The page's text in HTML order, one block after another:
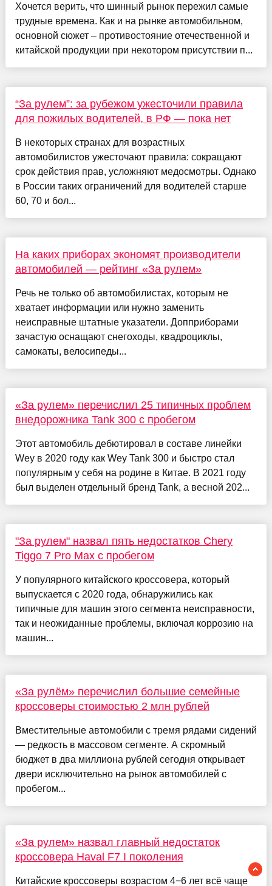
Хочется верить, что шинный рынок пережил самые
трудные времена. Как и на рынке автомобильном,
основной сюжет – противостояние отечественной и
китайской продукции при некотором присутствии п...
“За рулем”: за рубежом ужесточили правила
для пожилых водителей, в РФ — пока нет
В некоторых странах для возрастных
автомобилистов ужесточают правила: сокращают
срок действия прав, усложняют медосмотры. Однако
в России таких ограничений для водителей старше
60, 70 и бол...
На каких приборах экономят производители
автомобилей — рейтинг «За рулем»
Речь не только об автомобилистах, которым не
хватает информации или нужно заменить
неисправные штатные указатели. Допприборами
зачастую оснащают снегоходы, квадроциклы,
самокаты, велосипеды...
«За рулем» перечислил 25 типичных проблем
внедорожника Tank 300 с пробегом
Этот автомобиль дебютировал в составе линейки
Wey в 2020 году как Wey Tank 300 и быстро стал
популярным у себя на родине в Китае. В 2021 году
был выделен отдельный бренд Tank, а весной 202...
"За рулем" назвал пять недостатков Chery
Tiggo 7 Pro Max с пробегом
У популярного китайского кроссовера, который
выпускается с 2020 года, обнаружились как
типичные для машин этого сегмента неисправности,
так и неожиданные проблемы, включая коррозию на
машин...
«За рулём» перечислил большие семейные
кроссоверы стоимостью 2 млн рублей
Вместительные автомобили с тремя рядами сидений
— редкость в массовом сегменте. А скромный
бюджет в два миллиона рублей сегодня открывает
двери исключительно на рынок автомобилей с
пробегом...
«За рулем» назвал главный недостаток
кроссовера Haval F7 I поколения
Китайские кроссоверы возрастом 4−6 лет всё чаще